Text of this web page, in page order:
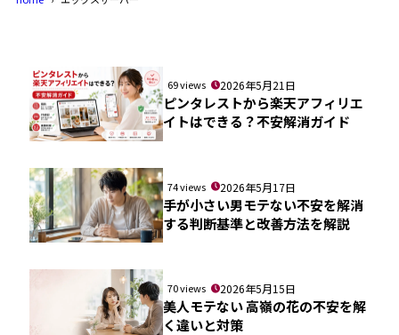
69 views 2026年5月21日
ピンタレストから楽天アフィリエ
イトはできる？不安解消ガイド
74 views 2026年5月17日
手が小さい男モテない不安を解消
する判断基準と改善方法を解説
70 views 2026年5月15日
美人モテない 高嶺の花の不安を解
く違いと対策